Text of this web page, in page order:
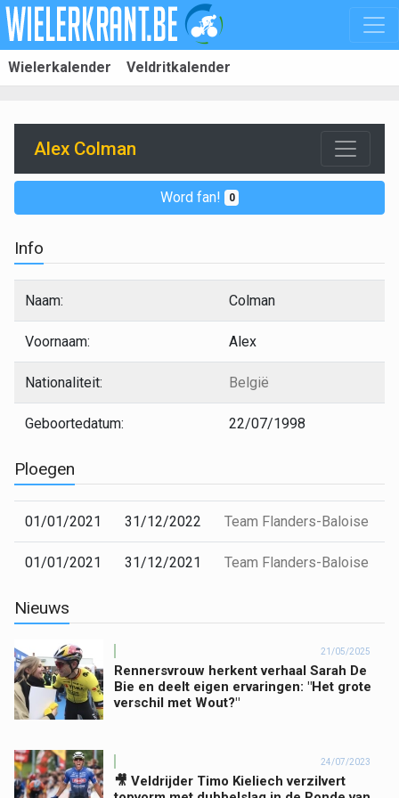
Wielerkalender Veldritkalender
Alex Colman
Word fan! 0
Info
Naam: Colman
Voornaam: Alex
Nationaliteit: België
Geboortedatum: 22/07/1998
Ploegen
01/01/2021 31/12/2022 Team Flanders-Baloise
01/01/2021 31/12/2021 Team Flanders-Baloise
Nieuws
21/05/2025
Rennersvrouw herkent verhaal Sarah De
Bie en deelt eigen ervaringen: "Het grote
verschil met Wout?"
24/07/2023
🎥 Veldrijder Timo Kieliech verzilvert